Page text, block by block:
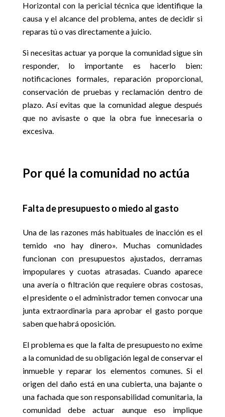
Horizontal con la pericial técnica que identifique la
causa y el alcance del problema, antes de decidir si
reparas tú o vas directamente a juicio.
Si necesitas actuar ya porque la comunidad sigue sin
responder, lo importante es hacerlo bien:
notificaciones formales, reparación proporcional,
conservación de pruebas y reclamación dentro de
plazo. Así evitas que la comunidad alegue después
que no avisaste o que la obra fue innecesaria o
excesiva.
Por qué la comunidad no actúa
Falta de presupuesto o miedo al gasto
Una de las razones más habituales de inacción es el
temido «no hay dinero». Muchas comunidades
funcionan con presupuestos ajustados, derramas
impopulares y cuotas atrasadas. Cuando aparece
una avería o filtración que requiere obras costosas,
el presidente o el administrador temen convocar una
junta extraordinaria para aprobar el gasto porque
saben que habrá oposición.
El problema es que la falta de presupuesto no exime
a la comunidad de su obligación legal de conservar el
inmueble y reparar los elementos comunes. Si el
origen del daño está en una cubierta, una bajante o
una fachada que son responsabilidad comunitaria, la
comunidad debe actuar aunque eso implique